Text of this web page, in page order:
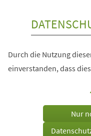
Durch die Nutzung
einverstanden, dass
Nur